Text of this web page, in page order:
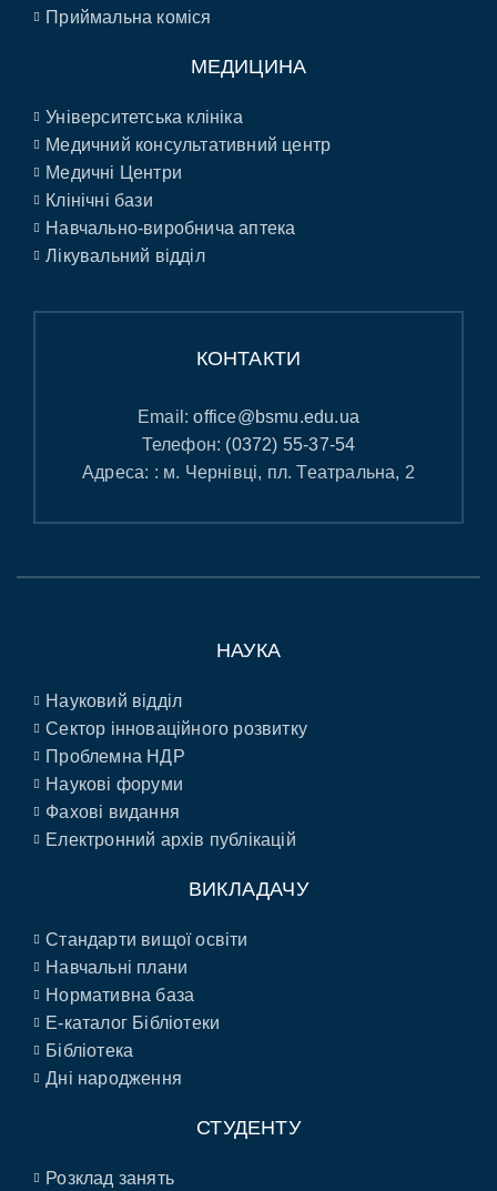
Приймальна коміся
МЕДИЦИНА
Університетська клініка
Медичний консультативний центр
Медичні Центри
Клінічні бази
Навчально-виробнича аптека
Лікувальний відділ
КОНТАКТИ
Email:office@bsmu.edu.ua
Телефон: (0372) 55-37-54
Адреса: : м. Чернівці, пл. Театральна, 2
НАУКА
Науковий відділ
Сектор інноваційного розвитку
Проблемна НДР
Наукові форуми
Фахові видання
Електронний архів публікацій
ВИКЛАДАЧУ
Стандарти вищої освіти
Навчальні плани
Нормативна база
E-каталог Бібліотеки
Бібліотека
Дні народження
СТУДЕНТУ
Розклад занять